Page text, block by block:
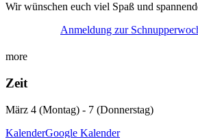
Wir wünschen euch viel Spaß und
Anmeldung zur
more
Zeit
März 4 (Montag) - 7 (Donnerstag)
KalenderGoogle Kalender